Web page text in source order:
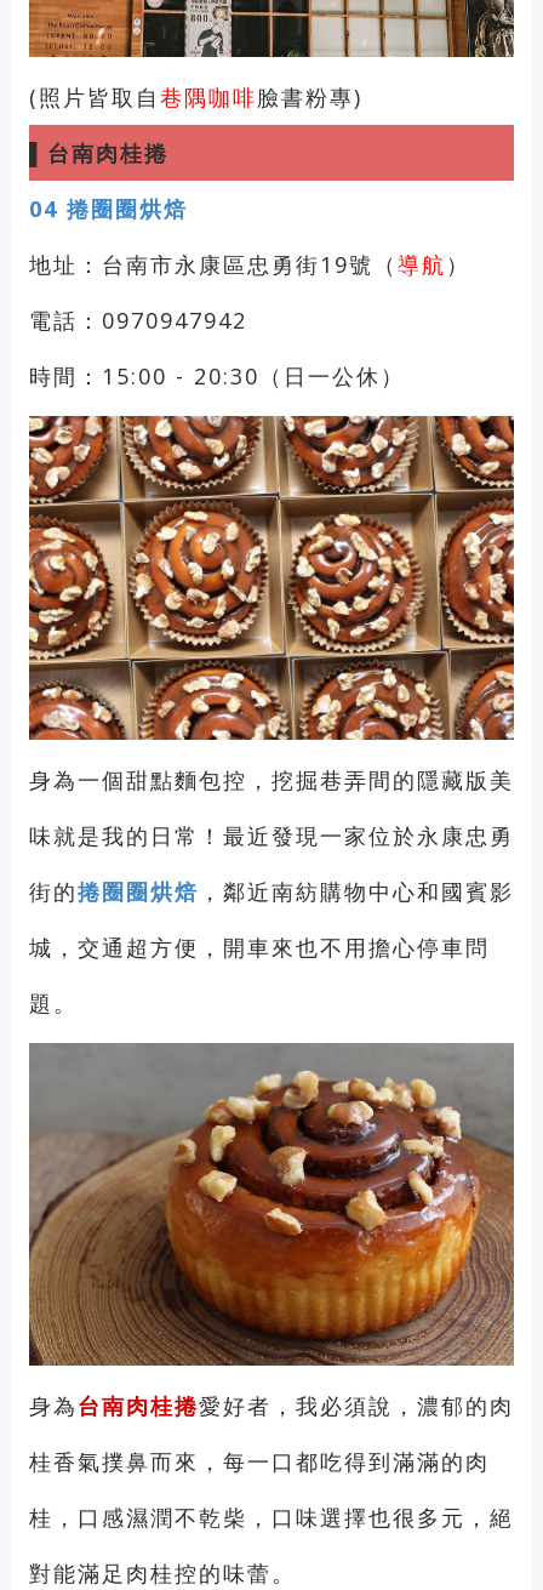
(照片皆取自 巷隅咖啡臉書粉專)
台南肉桂捲
04 捲圈圈烘焙
地址：台南市永康區忠勇街19號（ 導航 ）
電話：0970947942
時間：15:00 - 20:30（日一公休）
身為一個甜點麵包控，挖掘巷弄間的隱藏版美
味就是我的日常！最近發現一家位於永康忠勇
街的捲圈圈烘焙 ，鄰近南紡購物中心和國賓影
城，交通超方便，開車來也不用擔心停車問
題。
身為台南肉桂捲愛好者，我必須說，濃郁的肉
桂香氣撲鼻而來，每一口都吃得到滿滿的肉
桂，口感濕潤不乾柴，口味選擇也很多元，絕
對能滿足肉桂控的味蕾。